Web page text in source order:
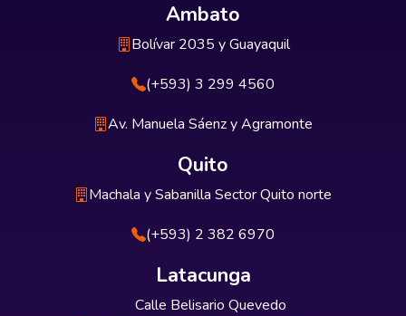
Ambato
Bolívar 2035 y Guayaquil
(+593) 3 299 4560
Av. Manuela Sáenz y Agramonte
Quito
Machala y Sabanilla Sector Quito norte
(+593) 2 382 6970
Latacunga
Calle Belisario Quevedo